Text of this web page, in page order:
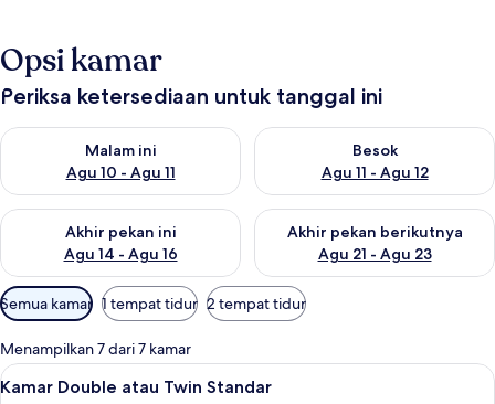
Opsi kamar
Periksa ketersediaan untuk tanggal ini
Malam ini
Agu 10 - Agu 11
Periksa ketersediaan untuk malam ini Agu 10 - Agu 11
Besok
Agu 11 - Agu 12
Periksa ketersediaan untuk
Akhir pekan ini
Agu 14 - Agu 16
Periksa ketersediaan untuk akhir pekan ini Agu 14 - Agu 16
Akhir pekan berikutnya
Agu 21 - Agu 23
Periksa ketersediaan untuk
Filter
tersedia
untuk
kamar
Semua kamar 1 tempat tidur 2 tempat tidur
Menampilkan 7 dari 7 kamar
Lihat
Seprai premium, minibar, brankas,
9
Kamar Double atau Twin Standar